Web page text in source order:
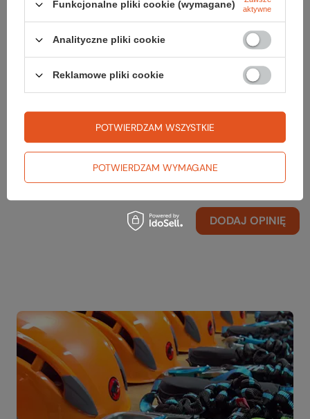
Opinie o Podstawka FUEL CAN
STABILIZER
Opinia potwierdzona zakupem
2020-06-23
Czesława, Rybnik
Czy opinia była pomocna?
DODAJ OPINIĘ
Funkcjonalne pliki cookie (wymagane)
aktywne
Analityczne pliki cookie
Reklamowe pliki cookie
POTWIERDZAM WYMAGANE
POTWIERDZAM WSZYSTKIE